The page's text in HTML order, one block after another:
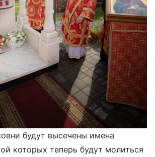
будут высечены имена
которых теперь будут молиться